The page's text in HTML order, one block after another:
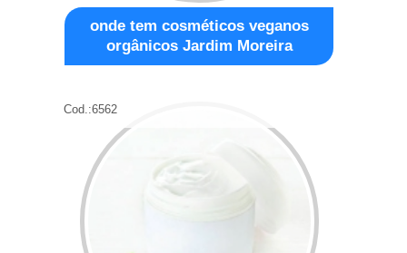
onde tem cosméticos veganos
orgânicos Jardim Moreira
Cod.:6562